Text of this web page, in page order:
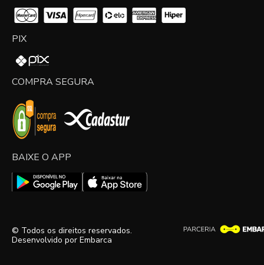
PIX
COMPRA SEGURA
BAIXE O APP
© Todos os direitos reservados.
Desenvolvido por Embarca